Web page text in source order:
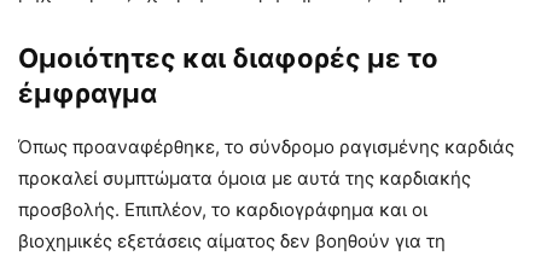
Ομοιότητες και διαφορές με το
έμφραγμα
Όπως προαναφέρθηκε, το σύνδρομο ραγισμένης καρδιάς
προκαλεί συμπτώματα όμοια με αυτά της καρδιακής
προσβολής. Επιπλέον, το καρδιογράφημα και οι
βιοχημικές εξετάσεις αίματος δεν βοηθούν για τη